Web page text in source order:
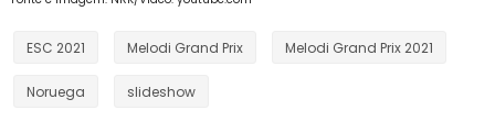
ESC 2021 Melodi Grand Prix Melodi Grand Prix 2021
Noruega slideshow